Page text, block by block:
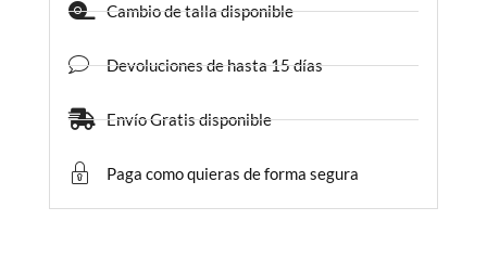
Cambio de talla disponible
Devoluciones de hasta 15 días
Envío Gratis disponible
Paga como quieras de forma segura